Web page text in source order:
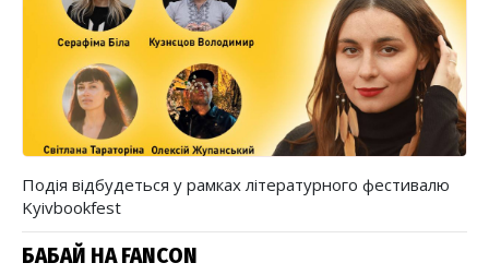
Подія відбудеться у рамках літературного фестивалю
Kyivbookfest
БАБАЙ НА FANCON